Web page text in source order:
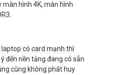
hình 4K, màn hình
có card mạnh thì
đến nền tảng đang có sẵn
cũng không phát huy